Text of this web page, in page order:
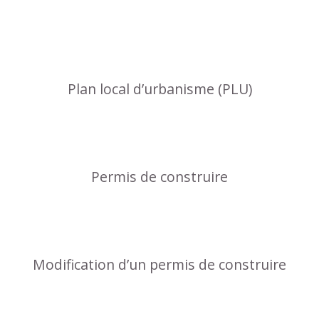
Plan local d’urbanisme (PLU)
Permis de construire
Modification d’un permis de construire